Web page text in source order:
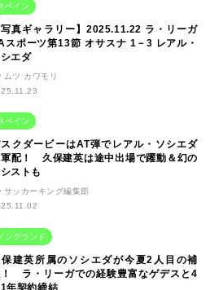
ペイン
写真ギャラリー】2025.11.22 ラ・リーガ
スポーツ第13節 オサスナ 1－3 レアル・
エダ
ムツ カワモリ
ペイン
クダービーはAT弾でレアル・ソシエダ
配！ 久保建英は途中出場で躍動＆幻の
ストも
サッカーキング編集部
ングランド
建英所属のソシエダが今夏2人目の補
ラ・リーガでの経験豊富なゲデスと4
1年契約締結